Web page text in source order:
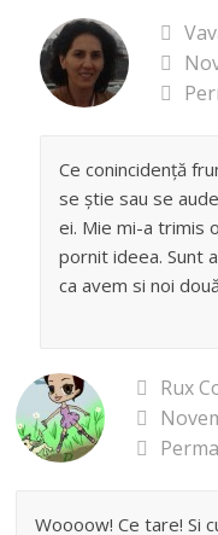
Ce conincidență
se știe sau se
ei. Mie mi-a trimis
pornit ideea. Sunt
ca avem si noi
Rux
Woooow! Ce tare! Si